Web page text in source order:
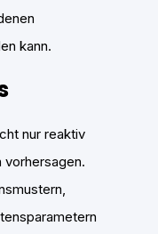
kann.
nur reaktiv
vorhersagen.